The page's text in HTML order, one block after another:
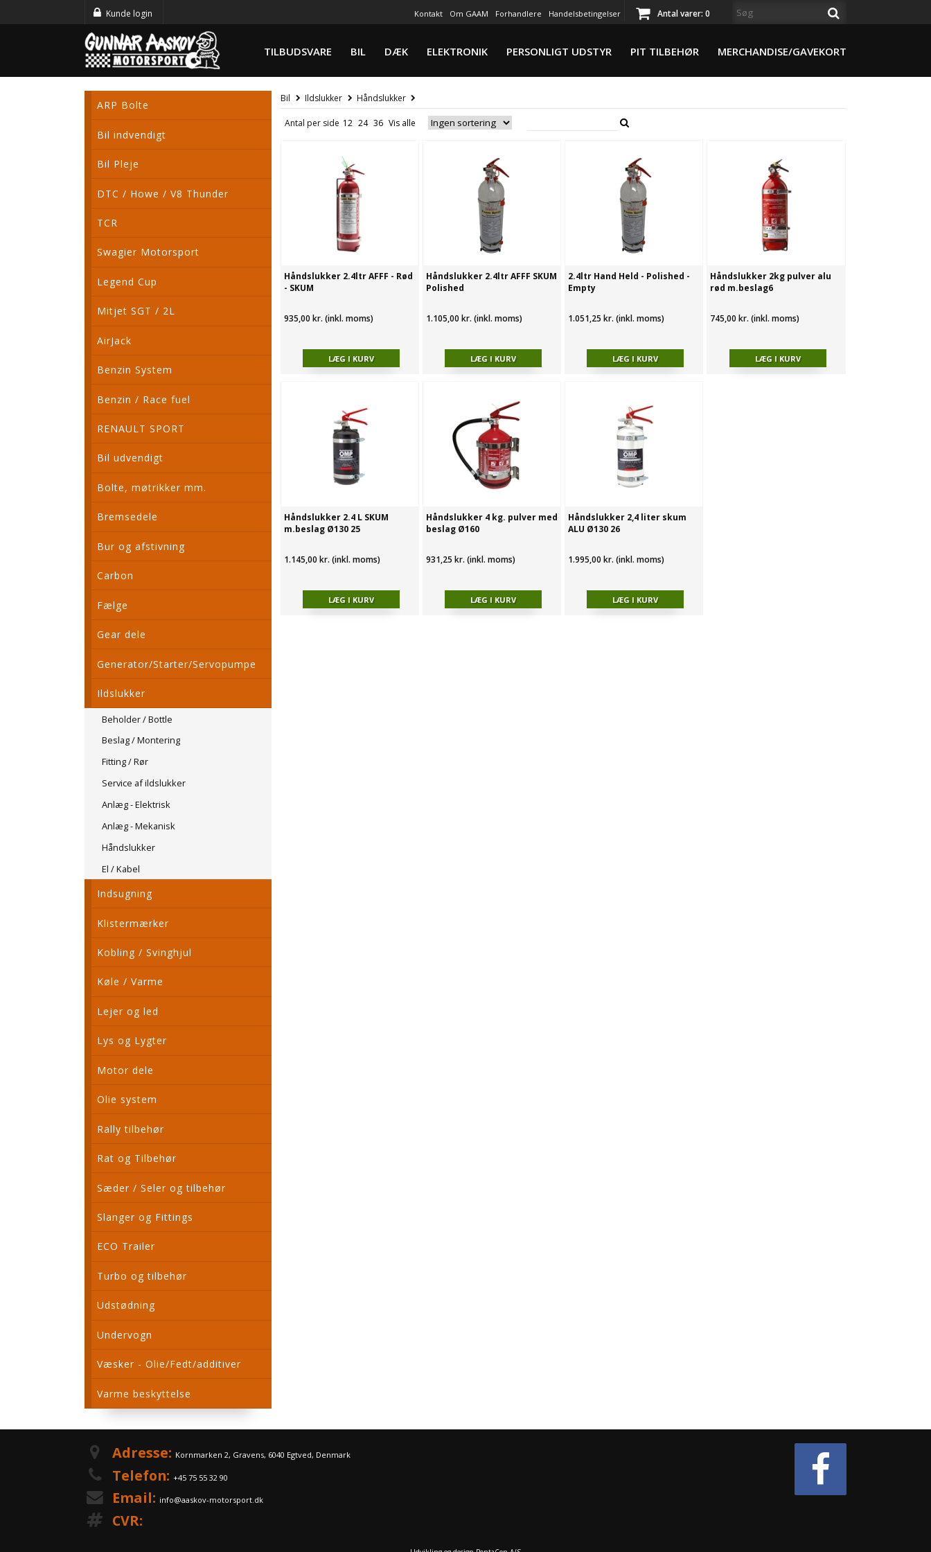
Kunde login Kontakt Om GAAM Forhandlere Handelsbetingelser Antal varer: 0
TILBUDSVARE BIL DÆK ELEKTRONIK PERSONLIGT UDSTYR PIT TILBEHØR MERCHANDISE/GAVEKORT
ARP Bolte
Bil indvendigt
Bil Pleje
DTC / Howe / V8 Thunder
TCR
Swagier Motorsport
Legend Cup
Mitjet SGT / 2L
AirJack
Benzin System
Benzin / Race fuel
RENAULT SPORT
Bil udvendigt
Bolte, møtrikker mm.
Bremsedele
Bur og afstivning
Carbon
Fælge
Gear dele
Generator/Starter/Servopumpe
Ildslukker
Beholder / Bottle
Beslag / Montering
Fitting / Rør
Service af ildslukker
Anlæg - Elektrisk
Anlæg - Mekanisk
Håndslukker
El / Kabel
Indsugning
Klistermærker
Kobling / Svinghjul
Køle / Varme
Lejer og led
Lys og Lygter
Motor dele
Olie system
Rally tilbehør
Rat og Tilbehør
Sæder / Seler og tilbehør
Slanger og Fittings
ECO Trailer
Turbo og tilbehør
Udstødning
Undervogn
Væsker - Olie/Fedt/additiver
Varme beskyttelse
Bil Ildslukker Håndslukker
Antal per side
Håndslukker 2.4ltr AFFF - Rød
- SKUM
935,00 kr. (inkl. moms)
Håndslukker 2.4ltr AFFF SKUM
Polished
1.105,00 kr. (inkl. moms)
2.4ltr Hand Held - Polished -
Empty
1.051,25 kr. (inkl. moms)
Håndslukker 2kg pulver alu
rød m.beslag6
745,00 kr. (inkl. moms)
Håndslukker 2.4 L SKUM
m.beslag Ø130 25
1.145,00 kr. (inkl. moms)
Håndslukker 4 kg. pulver med
beslag Ø160
931,25 kr. (inkl. moms)
Håndslukker 2,4 liter skum
ALU Ø130 26
1.995,00 kr. (inkl. moms)
Adresse: Kornmarken 2, Gravens, 6040 Egtved, Denmark
Telefon: +45 75 55 32 90
Email: info@aaskov-motorsport.dk
CVR: